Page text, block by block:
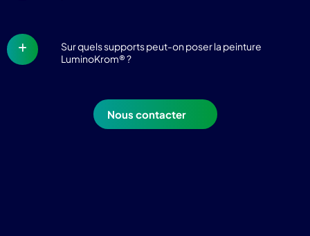
Sur quels supports peut-on poser la peinture
LuminoKrom® ?
Nous contacter